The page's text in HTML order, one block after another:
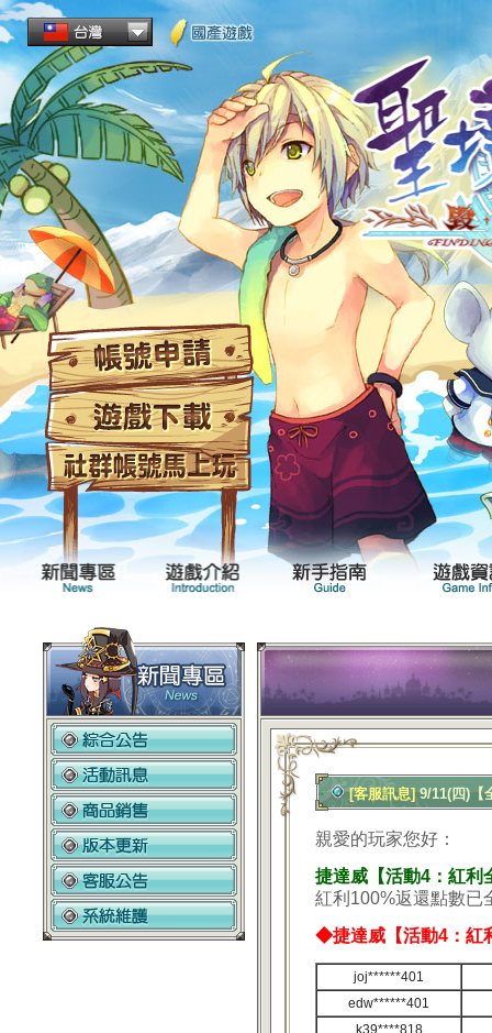
新聞專區 遊戲介紹
帳
遊
社
[客服訊息] 9/11(四)【
親愛的玩家您好：
捷達威【活動4：紅利
紅利100%返還點數已
◆捷達威【活動4：紅
joj******401
edw******401
k39****818